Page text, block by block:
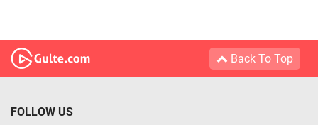
Back To Top
FOLLOW US